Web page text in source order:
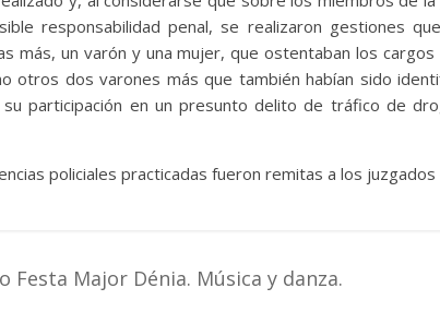
responsabilidad penal, se realizaron gestiones
más, un varón y una mujer, que ostentaban los
otros dos varones más que también habían sido
participación en un presunto delito de tráfico de
policiales practicadas fueron remitas a los
Festa Major Dénia. Música y danza.